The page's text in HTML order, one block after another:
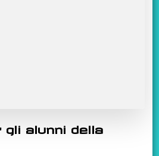
alunni della